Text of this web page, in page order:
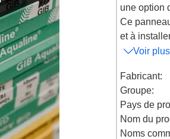
une option
Ce
et à
Voir plus
Fabricant:
Groupe:
Pays de
Nom du
Noms